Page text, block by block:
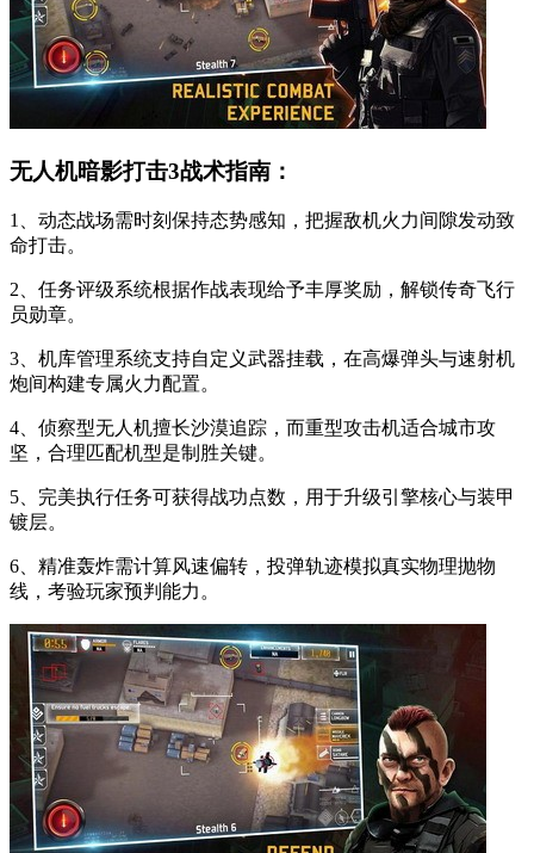
无人机暗影打击3战术指南：
1、动态战场需时刻保持态势感知，把握敌机火力间隙发动致
命打击。
2、任务评级系统根据作战表现给予丰厚奖励，解锁传奇飞行
员勋章。
3、机库管理系统支持自定义武器挂载，在高爆弹头与速射机
炮间构建专属火力配置。
4、侦察型无人机擅长沙漠追踪，而重型攻击机适合城市攻
坚，合理匹配机型是制胜关键。
5、完美执行任务可获得战功点数，用于升级引擎核心与装甲
镀层。
6、精准轰炸需计算风速偏转，投弹轨迹模拟真实物理抛物
线，考验玩家预判能力。